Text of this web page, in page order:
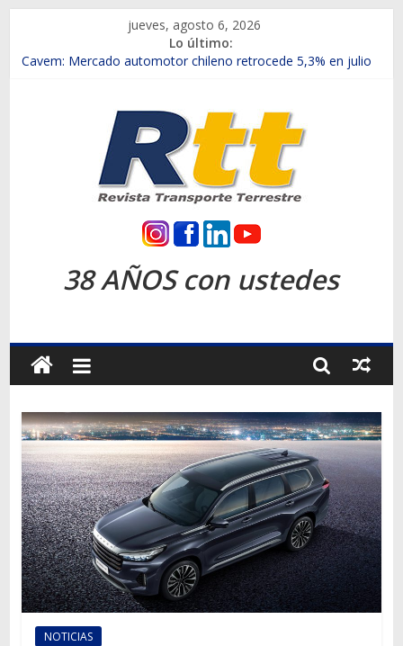
contenido
jueves, agosto 6, 2026
Lo último:
Chile es el primer mercado internacional en lanzar la nueva
Salfa suma vehículos electrificados de Chevrolet en el Biobío
Samex amplía su red con nuevas sucursales en Rancagua y
SINOTRUK Pick-ups presentó la recién estrenada Bolden en
la Expo Compras Públicas 2026
Revista
Transporte
Terrestre
Autos,
camiones,
motos,
información
del
mundo
del
transporte
38 AÑOS con ustedes
NOTICIAS